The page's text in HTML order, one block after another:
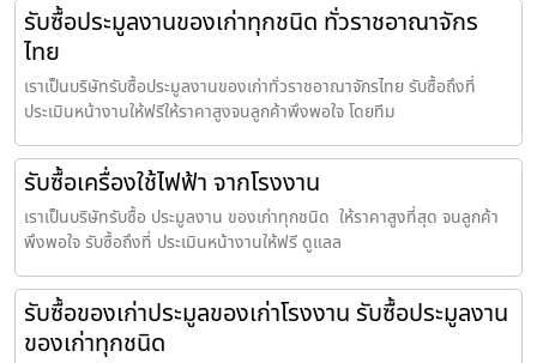
รับซื้อประมูลงานของเก่าทุกชนิด ทั่วราชอาณาจักร
ไทย
เราเป็นบริษัทรับซื้อประมูลงานของเก่าทั่วราชอาณาจักรไทย รับซื้อถึงที่
ประเมินหน้างานให้ฟรีให้ราคาสูงจนลูกค้าพึงพอใจ โดยทีม
รับซื้อเครื่องใช้ไฟฟ้า จากโรงงาน
เราเป็นบริษัทรับซื้อ ประมูลงาน ของเก่าทุกชนิด ให้ราคาสูงที่สุด จนลูกค้า
พึงพอใจ รับซื้อถึงที่ ประเมินหน้างานให้ฟรี ดูแลล
รับซื้อของเก่าประมูลของเก่าโรงงาน รับซื้อประมูลงาน
ของเก่าทุกชนิด